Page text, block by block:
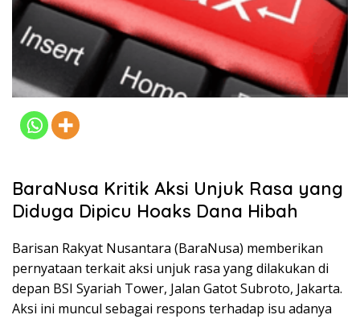
BaraNusa Kritik Aksi Unjuk Rasa yang
Diduga Dipicu Hoaks Dana Hibah
Barisan Rakyat Nusantara (BaraNusa) memberikan
pernyataan terkait aksi unjuk rasa yang dilakukan di
depan BSI Syariah Tower, Jalan Gatot Subroto, Jakarta.
Aksi ini muncul sebagai respons terhadap isu adanya